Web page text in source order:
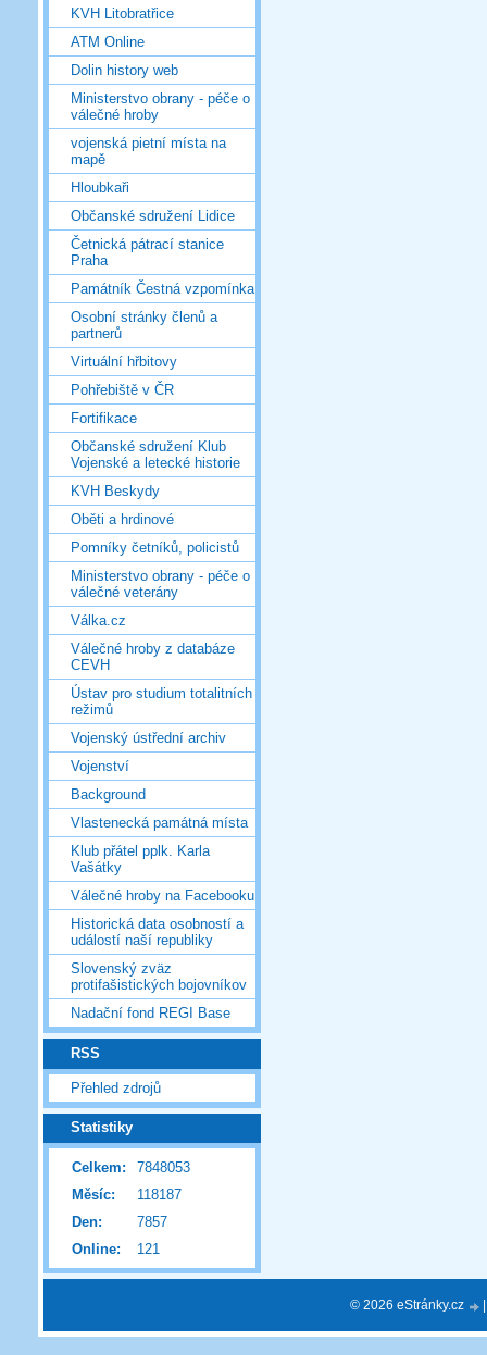
KVH Litobratřice
ATM Online
Dolin history web
Ministerstvo obrany - péče o
válečné hroby
vojenská pietní místa na
mapě
Hloubkaři
Občanské sdružení Lidice
Četnická pátrací stanice
Praha
Památník Čestná vzpomínka
Osobní stránky členů a
partnerů
Virtuální hřbitovy
Pohřebiště v ČR
Fortifikace
Občanské sdružení Klub
Vojenské a letecké historie
KVH Beskydy
Oběti a hrdinové
Pomníky četníků, policistů
Ministerstvo obrany - péče o
válečné veterány
Válka.cz
Válečné hroby z databáze
CEVH
Ústav pro studium totalitních
režimů
Vojenský ústřední archiv
Vojenství
Background
Vlastenecká památná místa
Klub přátel pplk. Karla
Vašátky
Válečné hroby na Facebooku
Historická data osobností a
událostí naší republiky
Slovenský zväz
protifašistických bojovníkov
Nadační fond REGI Base
RSS
Přehled zdrojů
Statistiky
Online: 121
Celkem:
7848053
Měsíc:
118187
Den:
7857
© 2026 eStránky.cz